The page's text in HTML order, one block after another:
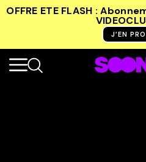
OFFRE ETE FLASH :
J’EN